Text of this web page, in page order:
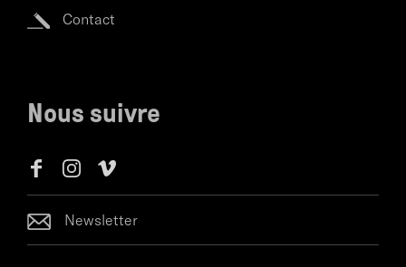
Contact
Nous suivre
Newsletter